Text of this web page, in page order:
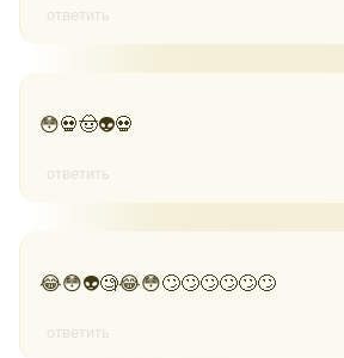
ответить
😳💀🤠👽💀
ответить
😂😳👽🧐😂😳🙄🙄🙄🙄🙄🙄
ответить